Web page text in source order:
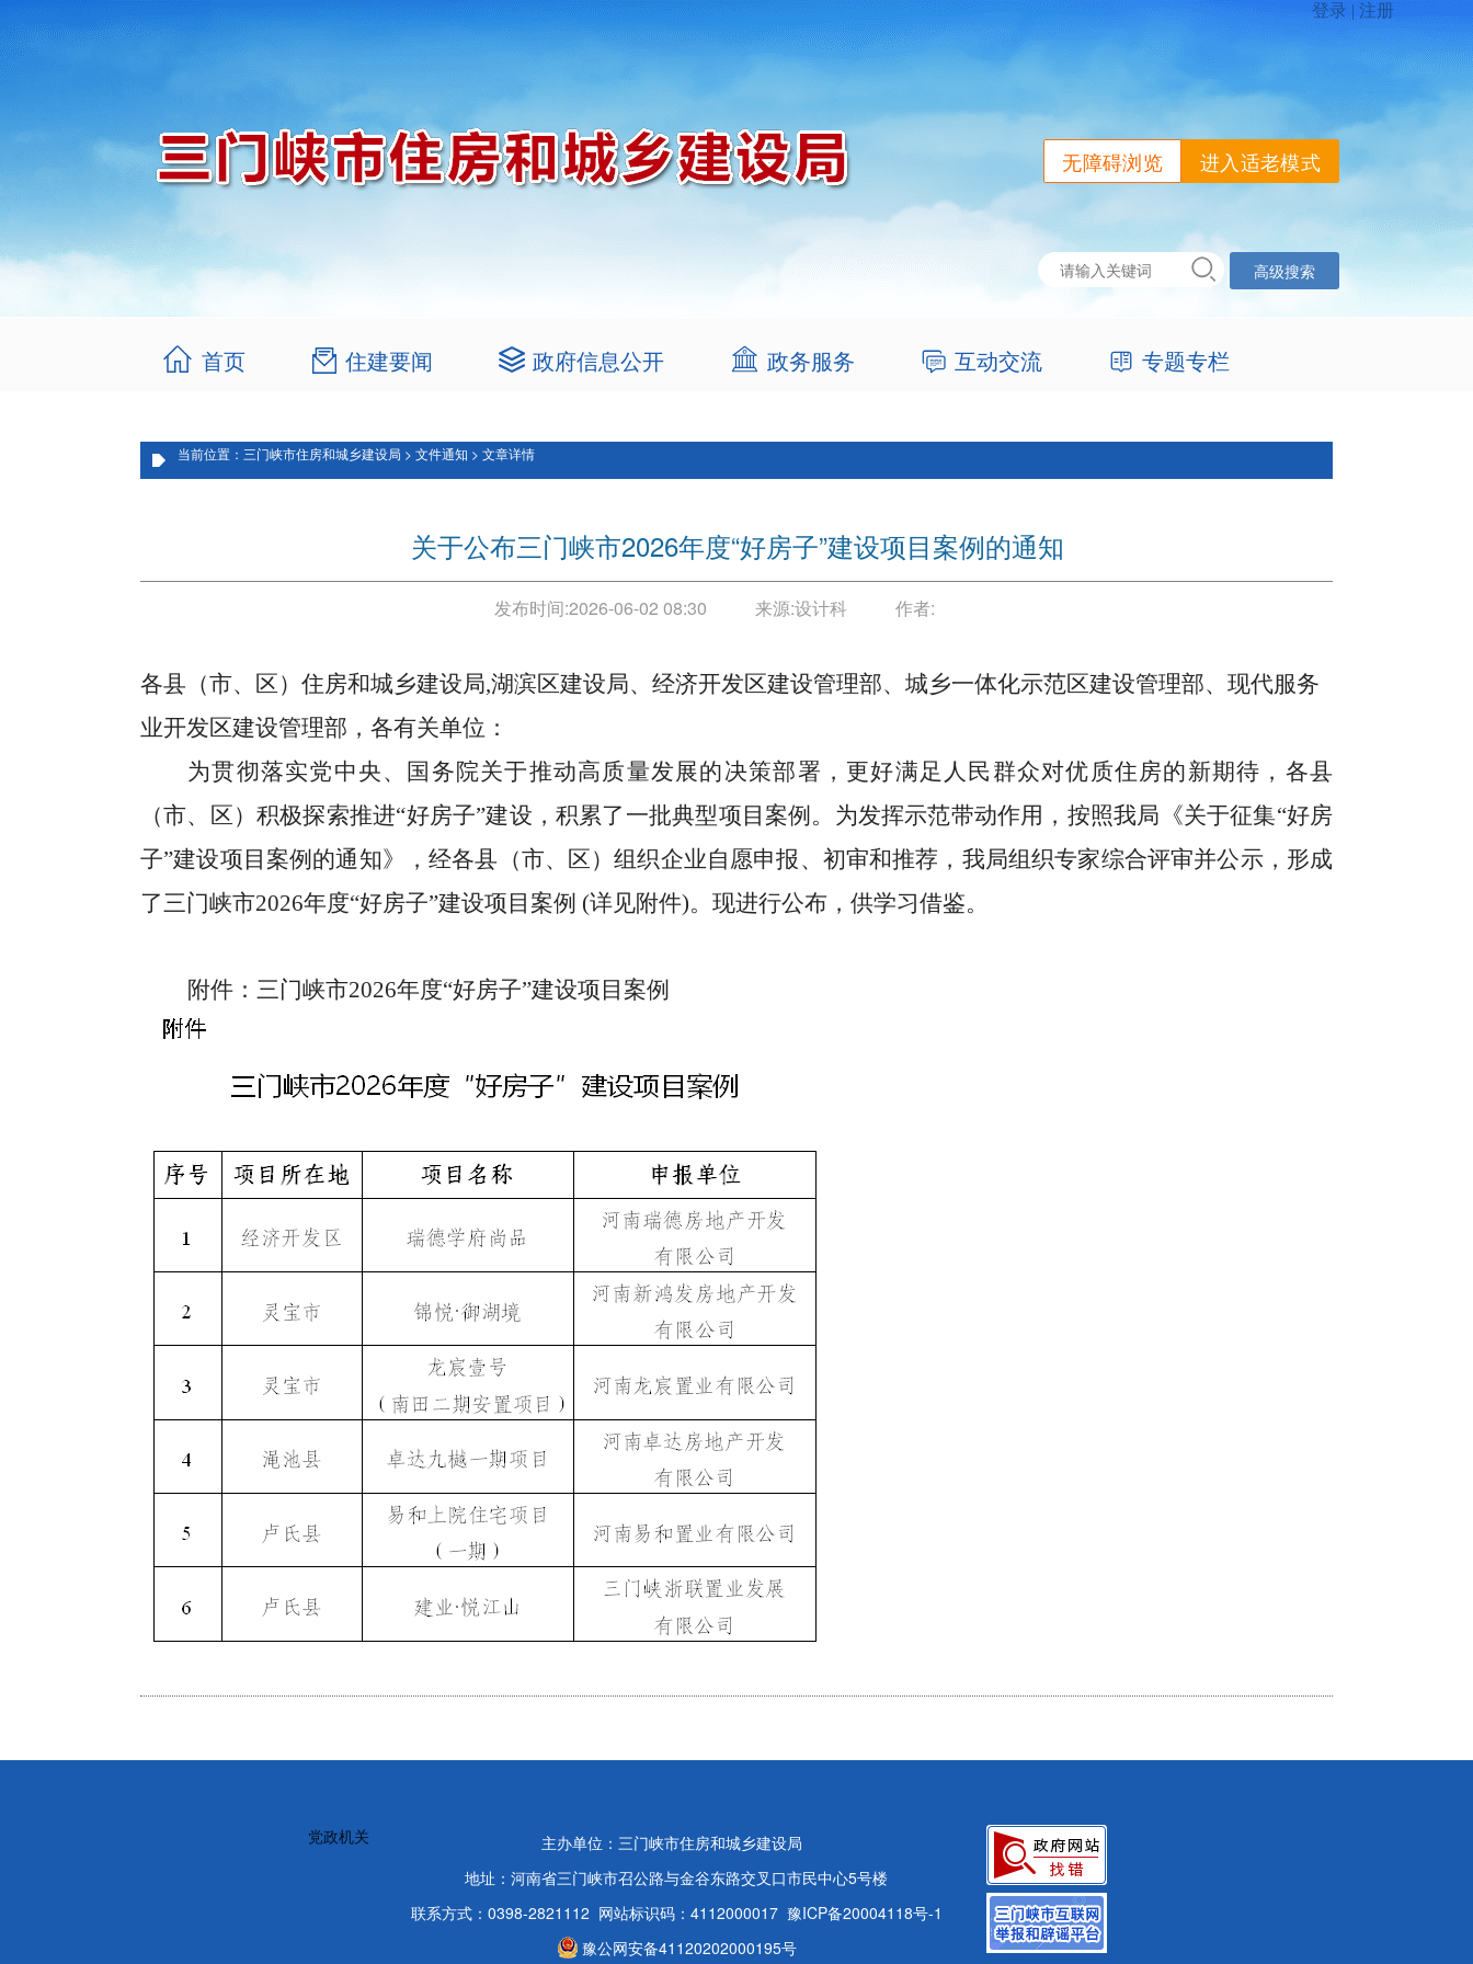
无障碍浏览 进入适老模式
高级搜索
首页 住建要闻 政府信息公开 政务服务 互动交流 专题专栏
当前位置：三门峡市住房和城乡建设局 > 文件通知 > 文章详情
关于公布三门峡市2026年度“好房子”建设项目案例的通知
发布时间:2026-06-02 08:30 来源:设计科 作者:
各县（市、区）住房和城乡建设局,湖滨区建设局、经济开发区建设管理部、城乡一体化示范区建设管理部、现代服务
业开发区建设管理部， 各有关单位：
为贯彻落实党中央、国务院关于推动高质量发展的决策部署，更好满足人民群众对优质住房的新期待，各县
（市、区）积极探索推进“好房子”建设，积累了一批典型项目案例。为发挥示范带动作用，按照我局《关于征集“好房
子”建设项目案例的通知》，经各县（市、区）组织企业自愿申报、初审和推荐，我局组织专家综合评审并公示 ，形成
了三门峡市2026年度“好房子”建设项目案例 (详见附件)。现进行公布，供学习借鉴。
附件：三门峡市2026年度“好房子”建设项目案例
党政机关
主办单位：三门峡市住房和城乡建设局
地址：河南省三门峡市召公路与金谷东路交叉口市民中心5号楼
联系方式：0398-2821112 网站标识码：4112000017 豫ICP备20004118号-1
豫公网安备41120202000195号